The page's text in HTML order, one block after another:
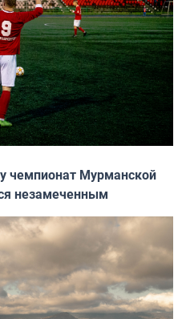
чемпионат Мурманской
незамеченным